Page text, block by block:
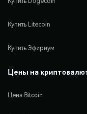
Купить Litecoin
Купить Эфириум
Цены на
Цена Bitcoin